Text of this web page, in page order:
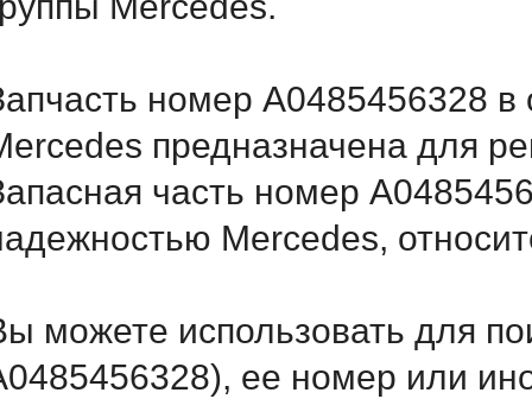
номер A0485456328 в
предназначена для
часть номер
Mercedes,
можете использовать для
ее номер или